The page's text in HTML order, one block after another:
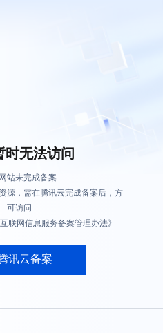
时无法访问
站未完成备案
源，需在腾讯云完成备案后，方
可访问
联网信息服务备案管理办法》
讯云备案